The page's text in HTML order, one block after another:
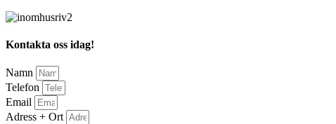
Kontakta oss idag!
Namn
Telefon
Email
Adress + Ort